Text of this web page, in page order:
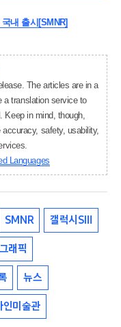
내 출시[SMNR]
The articles are in a
a translation service to
Keep in mind, though,
safety, usability,
Languages
SMNR 갤럭시SⅢ
래픽
뉴스
인미술관